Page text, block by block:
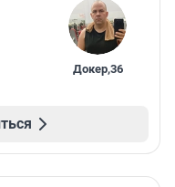
Докер,36